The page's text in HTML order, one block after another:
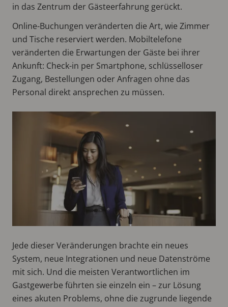
in das Zentrum der Gästeerfahrung gerückt.
Online-Buchungen veränderten die Art, wie Zimmer
und Tische reserviert werden. Mobiltelefone
veränderten die Erwartungen der Gäste bei ihrer
Ankunft: Check-in per Smartphone, schlüsselloser
Zugang, Bestellungen oder Anfragen ohne das
Personal direkt ansprechen zu müssen.
Jede dieser Veränderungen brachte ein neues
System, neue Integrationen und neue Datenströme
mit sich. Und die meisten Verantwortlichen im
Gastgewerbe führten sie einzeln ein – zur Lösung
eines akuten Problems, ohne die zugrunde liegende